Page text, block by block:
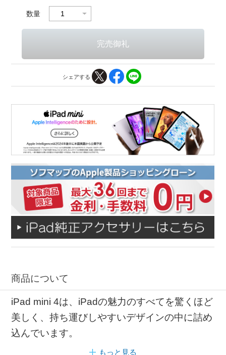
数量
シェアする
商品について
iPad mini 4は、iPadの魅力のすべてを驚くほど
美しく、持ち運びしやすいデザインの中に詰め
込んでいます。
もっと見る